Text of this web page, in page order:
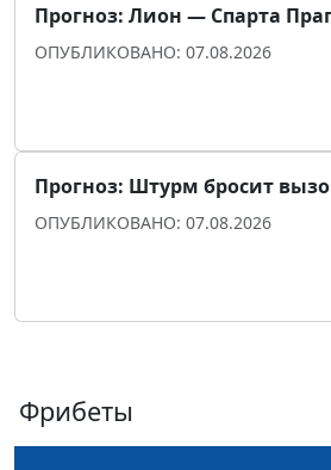
Прогноз: Лион — Спарта
ОПУБЛИКОВАНО: 07.08.2026
Прогноз: Штурм бросит
ОПУБЛИКОВАНО: 07.08.2026
Фрибеты